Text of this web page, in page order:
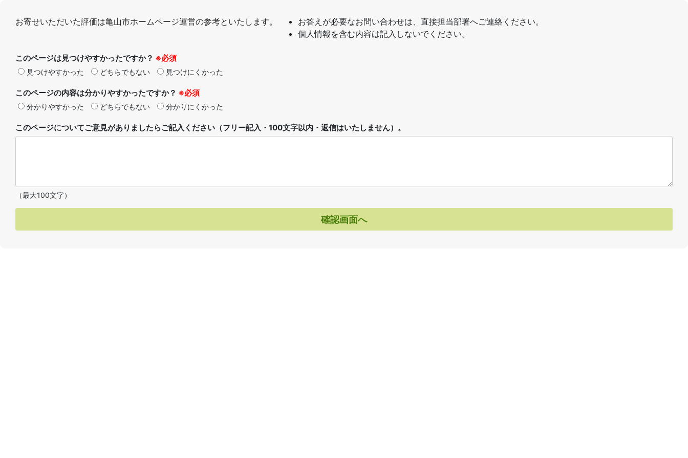
お寄せいただいた評価は亀山市ホームページ運営の参考といたします。
お答えが必要なお問い合わせは、直接担当部署へご連絡ください。
個人情報を含む内容は記入しないでください。
このページは見つけやすかったですか？ ※必須
見つけやすかった どちらでもない 見つけにくかった
このページの内容は分かりやすかったですか？ ※必須
分かりやすかった どちらでもない 分かりにくかった
このページについてご意見がありましたらご記入ください（フリー記入・100文字以内・返信はいたしません）。
（最大100文字）